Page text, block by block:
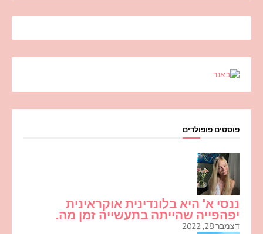
פוסטים פופולרים
ננסי א' היא בלונדינית אוקראינית
יפהפייה שהייתה בתעשייה זמן מה.
דצמבר 28, 2022